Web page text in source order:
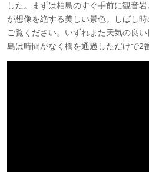
した。まずは柏島のすぐ手前に観音
が想像を絶する美しい景色。しばし
ご覧ください。いずれまた天気の良
島は時間がなく橋を通過しただけで2